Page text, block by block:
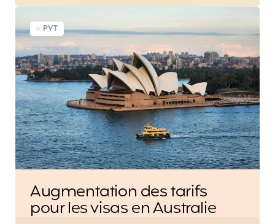
PVT
Augmentation des tarifs
pour les visas en Australie